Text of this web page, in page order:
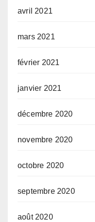
avril 2021
mars 2021
février 2021
janvier 2021
décembre 2020
novembre 2020
octobre 2020
septembre 2020
août 2020